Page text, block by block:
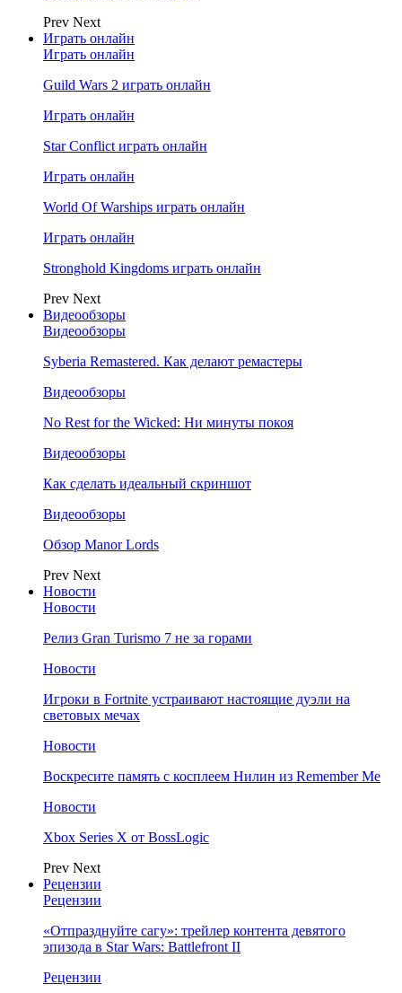
Prev Next
Играть онлайн
Играть онлайн
Guild Wars 2 играть онлайн
Играть онлайн
Star Conflict играть онлайн
Играть онлайн
World Of Warships играть онлайн
Играть онлайн
Stronghold Kingdoms играть онлайн
Prev Next
Видеообзоры
Видеообзоры
Syberia Remastered. Как делают ремастеры
Видеообзоры
No Rest for the Wicked: Ни минуты покоя
Видеообзоры
Как сделать идеальный скриншот
Видеообзоры
Обзор Manor Lords
Prev Next
Новости
Новости
Релиз Gran Turismo 7 не за горами
Новости
Игроки в Fortnite устраивают настоящие дуэли на
световых мечах
Новости
Воскресите память с косплеем Нилин из Remember Me
Новости
Xbox Series X от BossLogic
Prev Next
Рецензии
Рецензии
«Отпразднуйте сагу»: трейлер контента девятого
эпизода в Star Wars: Battlefront II
Рецензии